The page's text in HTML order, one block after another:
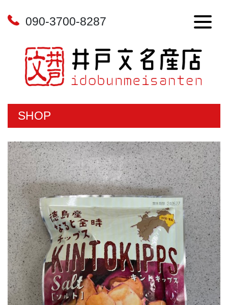
090-3700-8287
SHOP